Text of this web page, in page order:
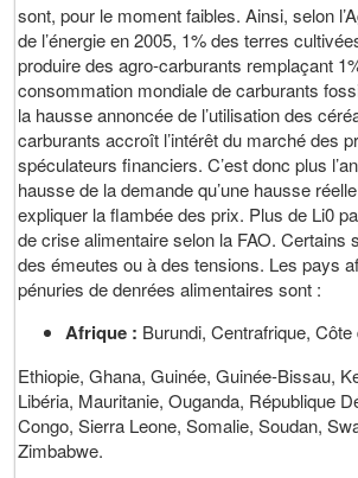
sont, pour le moment faibles. Ainsi, selon
de l’énergie en 2005, 1% des terres
produire des agro-carburants remplaçant
consommation mondiale de carburants
la hausse annoncée de l’utilisation des
carburants accroît l’intérêt du marché des
spéculateurs financiers. C’est donc plus
hausse de la demande qu’une hausse
expliquer la flambée des prix. Plus de Li0
de crise alimentaire selon la FAO. Certains
des émeutes ou à des tensions. Les pays
pénuries de denrées alimentaires sont :
Afrique : Burundi, Centrafrique, Côte
Ethiopie, Ghana, Guinée, Guinée-Bissau,
Libéria, Mauritanie, Ouganda, République
Congo, Sierra Leone, Somalie, Soudan,
Zimbabwe.